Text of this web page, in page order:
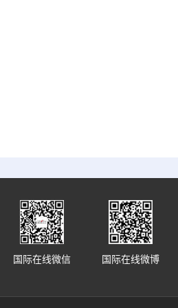
国际在线微博
国际在线微信